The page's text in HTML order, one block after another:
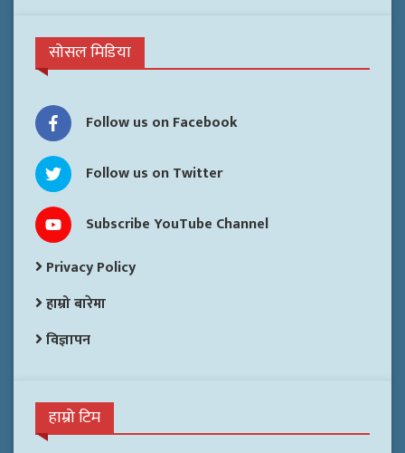
सोसल मिडिया
Follow us on Facebook
Follow us on Twitter
Subscribe YouTube Channel
Privacy Policy
हाम्रो बारेमा
विज्ञापन
हाम्रो टिम